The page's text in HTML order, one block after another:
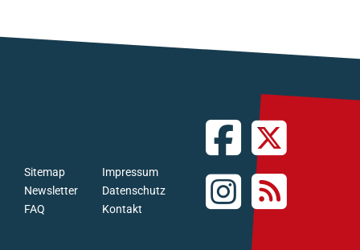
FAQ
Newsletter
Sitemap
Kontakt
Datenschutz
Impressum